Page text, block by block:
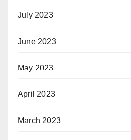
July 2023
June 2023
May 2023
April 2023
March 2023